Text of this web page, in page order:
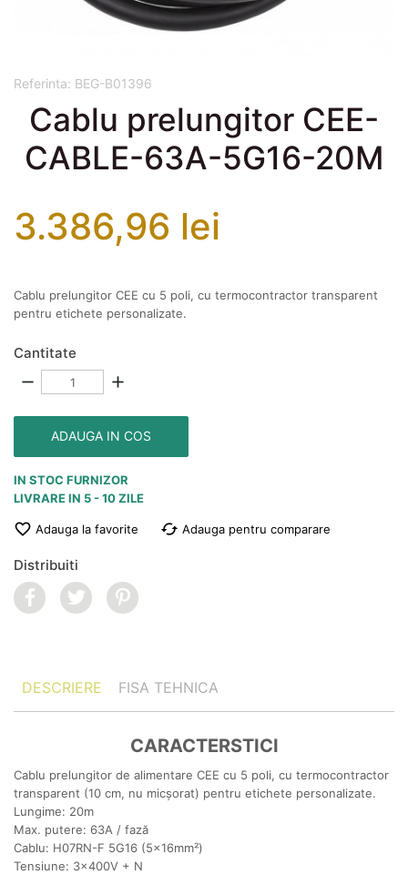
Referinta: BEG-B01396
Cablu prelungitor CEE-
CABLE-63A-5G16-20M
3.386,96 lei
Cablu prelungitor CEE cu 5 poli, cu termocontractor transparent
pentru etichete personalizate.
Cantitate
remove add
ADAUGA IN COS
IN STOC FURNIZOR
LIVRARE IN 5 - 10 ZILE
 Adauga la favorite cached Adauga pentru comparare
Distribuiti
DESCRIERE FISA TEHNICA
CARACTERSTICI
Cablu prelungitor de alimentare CEE cu 5 poli, cu termocontractor
transparent (10 cm, nu micșorat) pentru etichete personalizate.
Lungime: 20m
Max. putere: 63A / fază
Cablu: H07RN-F 5G16 (5x16mm²)
Tensiune: 3x400V + N